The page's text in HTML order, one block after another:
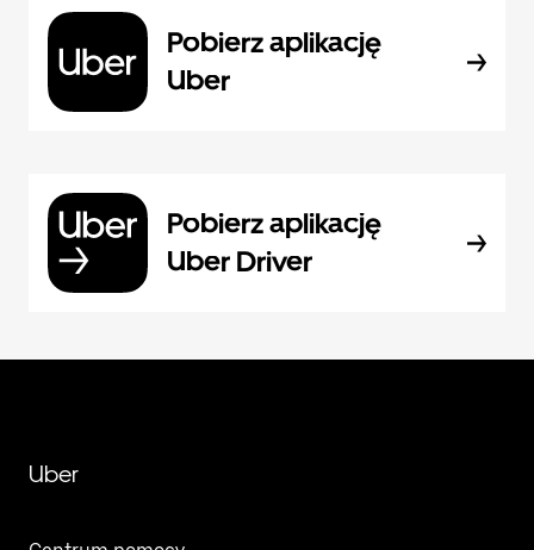
Pobierz aplikację
Uber
Pobierz aplikację
Uber Driver
Uber